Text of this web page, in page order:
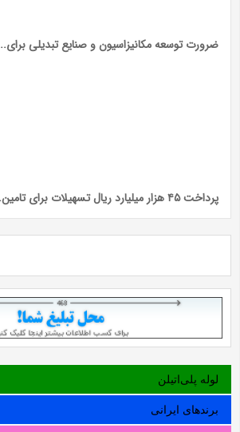
ضرورت توسعه مکانیزاسیون و صنایع تبدیلی برای...
پرداخت ۴۵ هزار میلیارد ریال تسهیلات برای تامین...
لوله‌ پلی‌اتیلن
برندهای ایرانی